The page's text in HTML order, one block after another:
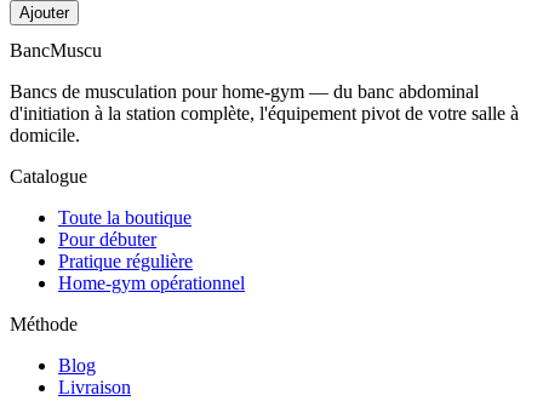
Ajouter
BancMuscu
Bancs de musculation pour home-gym — du banc abdominal
d'initiation à la station complète, l'équipement pivot de votre salle à
domicile.
Catalogue
Toute la boutique
Pour débuter
Pratique régulière
Home-gym opérationnel
Méthode
Blog
Livraison